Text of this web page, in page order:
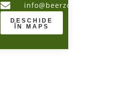
info@beerzone.ro
DESCHIDE
ÎN MAPS